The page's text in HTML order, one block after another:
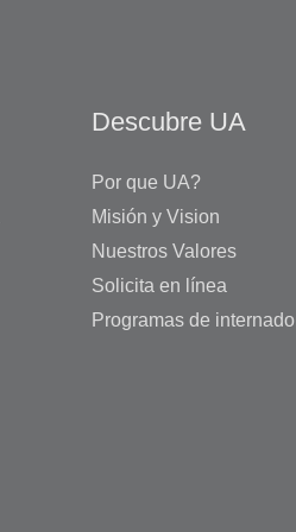
Descubre UA
Por que UA?
Misión y Vision
Nuestros Valores
Solicita en línea
Programas de internado